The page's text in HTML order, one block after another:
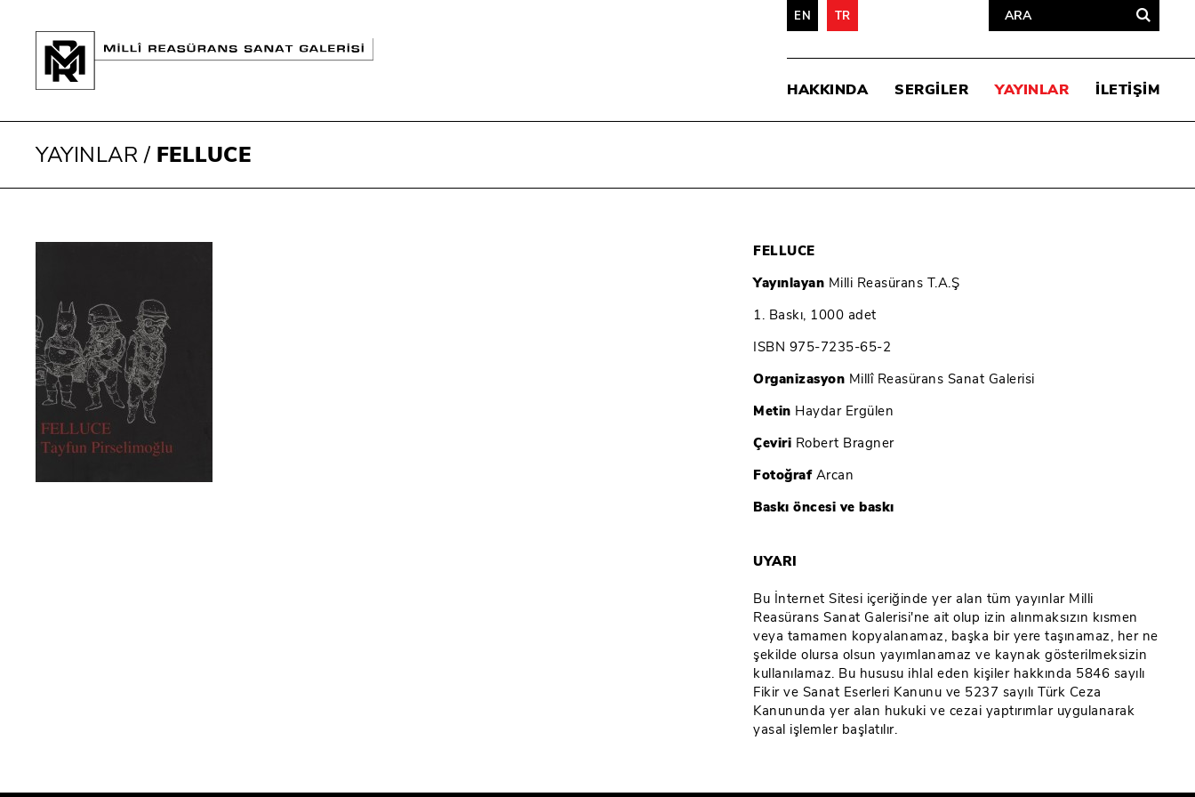
EN TR
HAKKINDA SERGİLER YAYINLAR İLETİŞİM
YAYINLAR/ FELLUCE
FELLUCE
Yayınlayan Milli Reasürans T.A.Ş
1. Baskı, 1000 adet
ISBN 975-7235-65-2
Organizasyon Millî Reasürans Sanat Galerisi
Metin Haydar Ergülen
Çeviri Robert Bragner
FotoğrafArcan
Baskı öncesi ve baskı
UYARI
Bu İnternet Sitesi içeriğinde yer alan tüm yayınlar Milli
Reasürans Sanat Galerisi'ne ait olup izin alınmaksızın kısmen
veya tamamen kopyalanamaz, başka bir yere taşınamaz, her ne
şekilde olursa olsun yayımlanamaz ve kaynak gösterilmeksizin
kullanılamaz. Bu hususu ihlal eden kişiler hakkında 5846 sayılı
Fikir ve Sanat Eserleri Kanunu ve 5237 sayılı Türk Ceza
Kanununda yer alan hukuki ve cezai yaptırımlar uygulanarak
yasal işlemler başlatılır.